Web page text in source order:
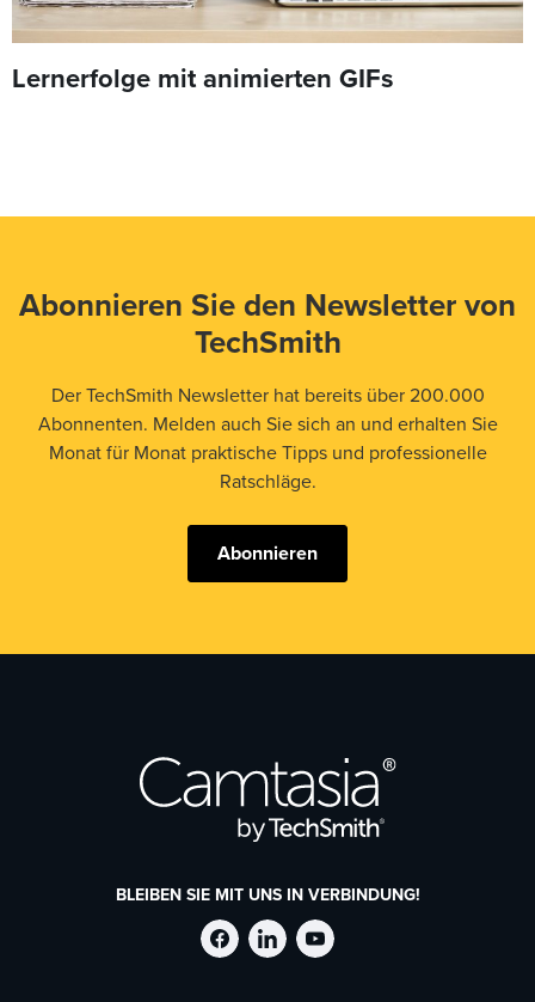
Lernerfolge mit animierten GIFs
Abonnieren Sie den Newsletter von
TechSmith
Der TechSmith Newsletter hat bereits über 200.000
Abonnenten. Melden auch Sie sich an und erhalten Sie
Monat für Monat praktische Tipps und professionelle
Ratschläge.
Abonnieren
BLEIBEN SIE MIT UNS IN VERBINDUNG!
TechSmith
TechSmith
TechSmith